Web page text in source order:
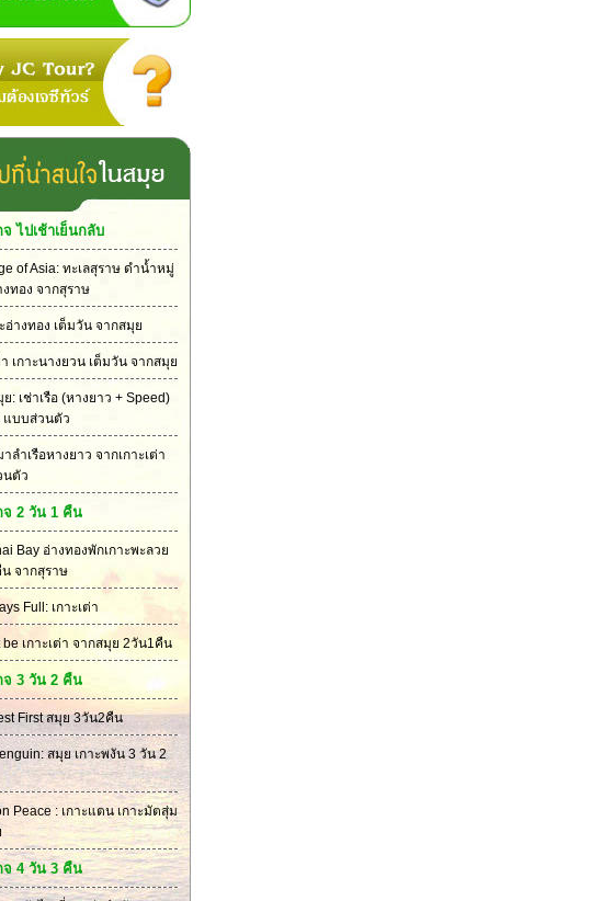
ไปเช้าเย็นกลับ
of Asia: ทะเลสุราษ ดำน้ำหมู่
งทอง จากสุราษ
อ่างทอง เต็มวัน จากสมุย
า เกาะนางยวน เต็มวัน จากสมุย
ย: เช่าเรือ (หางยาว + Speed)
แบบส่วนตัว
าลำเรือหางยาว จากเกาะเต่า
นตัว
จ 2 วัน 1 คืน
Bay อ่างทองพักเกาะพะลวย
จากสุราษ
Full: เกาะเต่า
be เกาะเต่า จากสมุย 2วัน1คืน
จ 3 วัน 2 คืน
First สมุย 3วัน2คืน
สมุย เกาะพงัน 3 วัน 2
Peace : เกาะแตน เกาะมัตสุ่ม
จ 4 วัน 3 คืน